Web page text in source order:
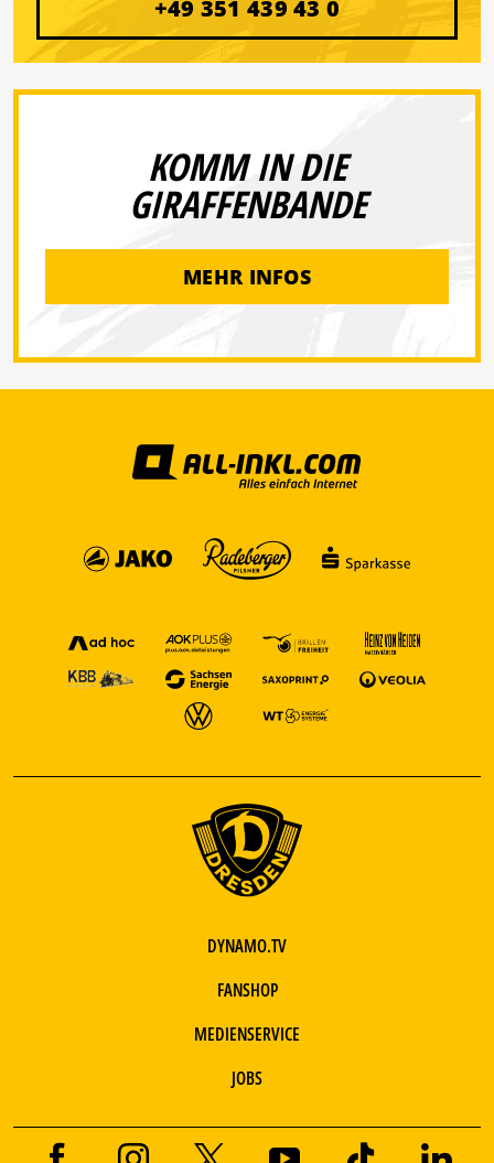
+49 351 439 43 0
KOMM IN DIE
GIRAFFENBANDE
MEHR INFOS
DYNAMO.TV
FANSHOP
MEDIENSERVICE
JOBS